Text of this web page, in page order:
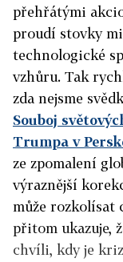
přehřátými
proudí stovky
technologické
vzhůru. Tak
zda nejsme
Souboj
Trumpa v
ze zpomalení
výraznější
může rozkolísat
přitom ukazuje,
chvíli, kdy je